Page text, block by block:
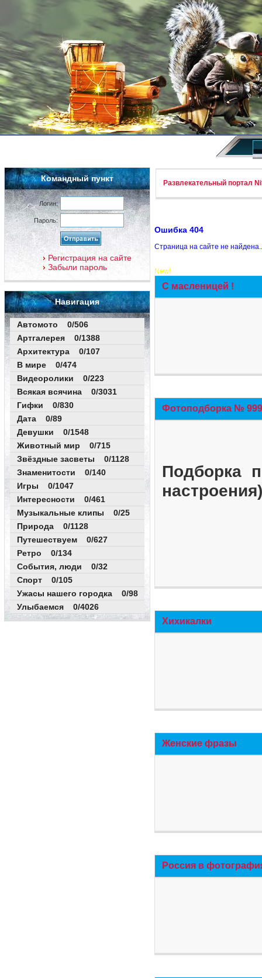
Командный пункт
Логин:
Пароль:
Регистрация на сайте
Забыли пароль
Навигация
Автомото 0/506
Артгалерея 0/1388
Архитектура 0/107
В мире 0/474
Видеоролики 0/223
Всякая всячина 0/3031
Гифки 0/830
Дата 0/89
Девушки 0/1548
Животный мир 0/715
Звёздные засветы 0/1128
Знаменитости 0/140
Игры 0/1047
Интересности 0/461
Музыкальные клипы 0/25
Природа 0/1128
Путешествуем 0/627
Ретро 0/134
События, люди 0/32
Спорт 0/105
Ужасы нашего городка 0/98
Улыбаемся 0/4026
Развлекательный портал
Ошибка 404
Страница на сайте не
New!
С масленицей !
Фотоподборка №
Подборка
Хихикалки
Женские фразы
Россия в